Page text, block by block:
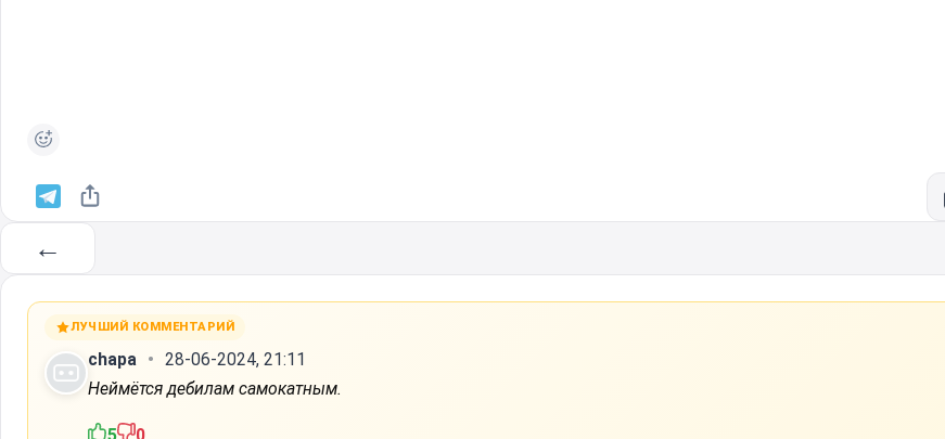
←
ЛУЧШИЙ КОММЕНТАРИЙ
chapa
28-06-2024, 21:11
Неймётся дебилам самокатным.
5 0